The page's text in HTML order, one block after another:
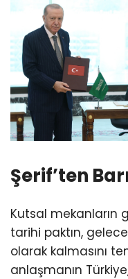
Şerif’ten
Kutsal mekanların
tarihi paktın,
olarak kalmasını
anlaşmanın